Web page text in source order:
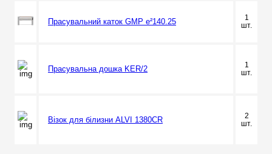
Прасувальний каток GMP e²140.25
1
шт.
Прасувальна дошка KER/2
1
шт.
Візок для білизни ALVI 1380CR
2
шт.